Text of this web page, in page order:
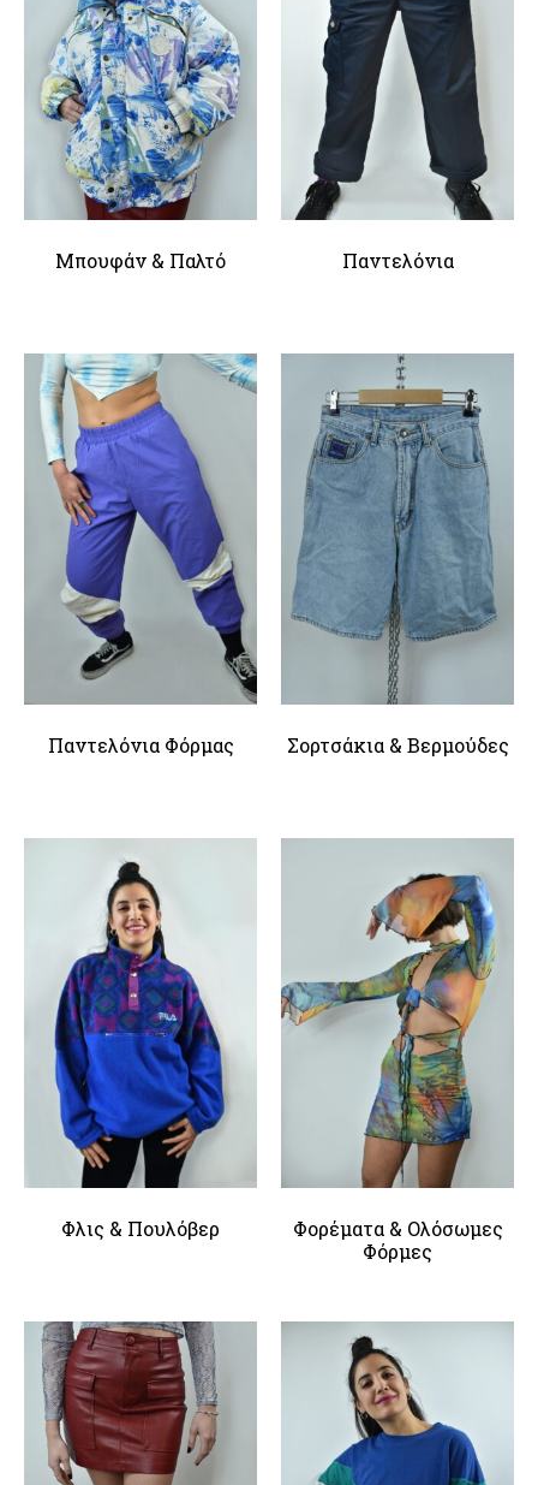
Μπουφάν & Παλτό Παντελόνια
Παντελόνια Φόρμας Σορτσάκια & Βερμούδες
Φλις & Πουλόβερ
Φορέματα & Ολόσωμες
Φόρμες